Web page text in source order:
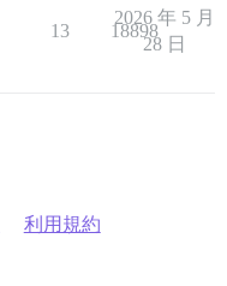
13 18898
2026 年 5 月
28 日
利用規約